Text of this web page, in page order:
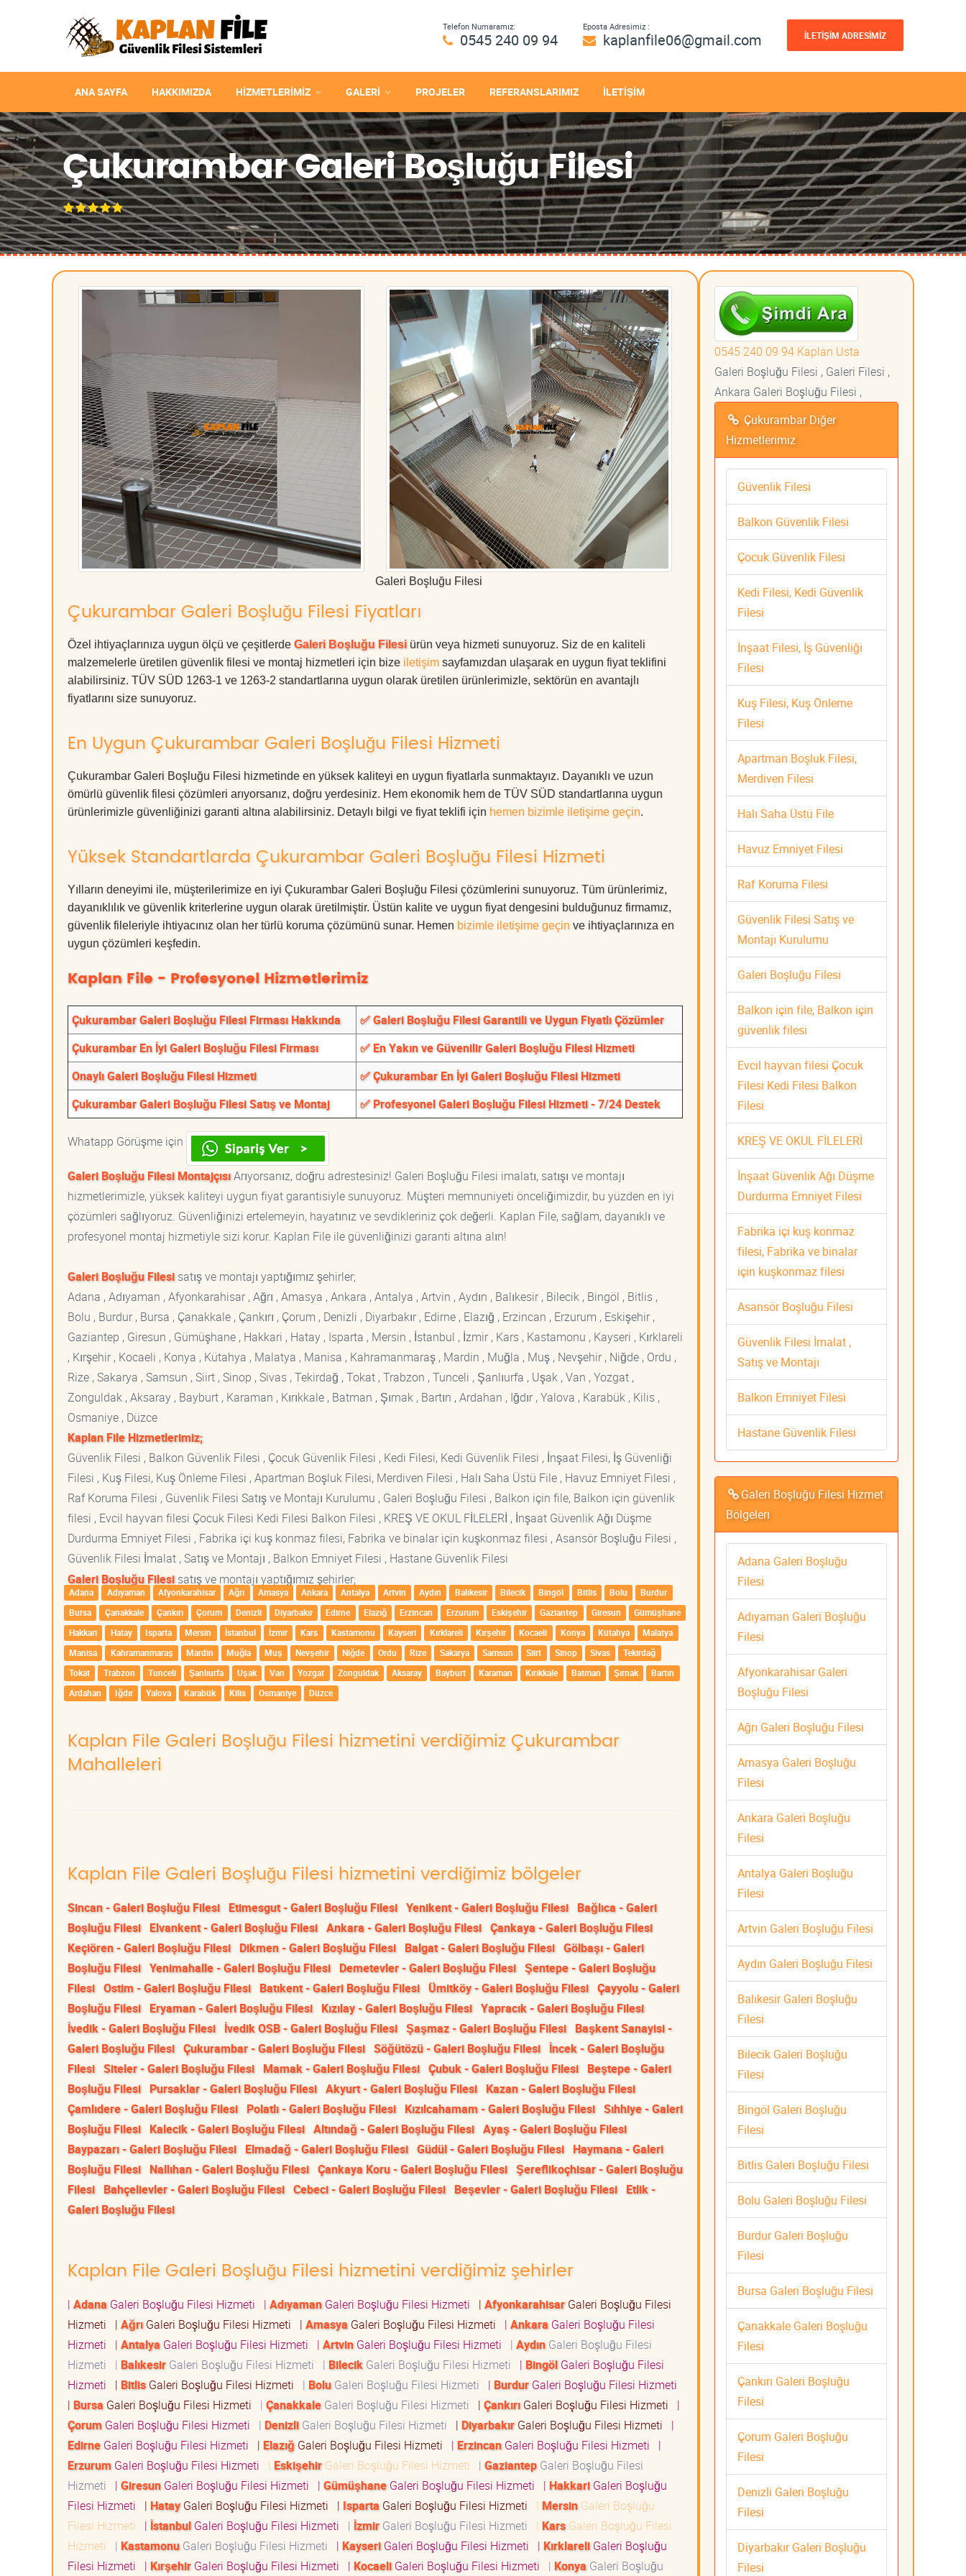
Telefon Numaramız:
0545 240 09 94
Eposta Adresimiz :
kaplanfile06@gmail.com İLETİŞİM ADRESİMİZ
ANA SAYFA HAKKIMIZDA HIZMETLERIMIZ GALERİ PROJELER REFERANSLARIMIZ İLETİŞİM
Çukurambar Galeri Boşluğu Filesi
Galeri Boşluğu Filesi
Çukurambar Galeri Boşluğu Filesi Fiyatları
Özel ihtiyaçlarınıza uygun ölçü ve çeşitlerde Galeri Boşluğu Filesi ürün veya hizmeti sunuyoruz. Siz de en kaliteli
malzemelerle üretilen güvenlik filesi ve montaj hizmetleri için bize iletişim sayfamızdan ulaşarak en uygun fiyat teklifini
alabilirsiniz. TÜV SÜD 1263-1 ve 1263-2 standartlarına uygun olarak üretilen ürünlerimizle, sektörün en avantajlı
fiyatlarını size sunuyoruz.
En Uygun Çukurambar Galeri Boşluğu Filesi Hizmeti
Çukurambar Galeri Boşluğu Filesi hizmetinde en yüksek kaliteyi en uygun fiyatlarla sunmaktayız. Dayanıklı ve uzun
ömürlü güvenlik filesi çözümleri arıyorsanız, doğru yerdesiniz. Hem ekonomik hem de TÜV SÜD standartlarına uygun
ürünlerimizle güvenliğinizi garanti altına alabilirsiniz. Detaylı bilgi ve fiyat teklifi için hemen bizimle iletişime geçin.
Yüksek Standartlarda Çukurambar Galeri Boşluğu Filesi Hizmeti
Yılların deneyimi ile, müşterilerimize en iyi Çukurambar Galeri Boşluğu Filesi çözümlerini sunuyoruz. Tüm ürünlerimiz,
dayanıklılık ve güvenlik kriterlerine uygun olarak üretilmiştir. Üstün kalite ve uygun fiyat dengesini bulduğunuz firmamız,
güvenlik fileleriyle ihtiyacınız olan her türlü koruma çözümünü sunar. Hemen bizimle iletişime geçin ve ihtiyaçlarınıza en
uygun çözümleri keşfedin.
Kaplan File - Profesyonel Hizmetlerimiz
Çukurambar Galeri Boşluğu Filesi Firması Hakkında
✅ Galeri Boşluğu Filesi Garantili ve Uygun Fiyatlı Çözümler
Çukurambar En İyi Galeri Boşluğu Filesi Firması
✅ En Yakın ve Güvenilir Galeri Boşluğu Filesi Hizmeti
Onaylı Galeri Boşluğu Filesi Hizmeti
✅ Çukurambar En İyi Galeri Boşluğu Filesi Hizmeti
Çukurambar Galeri Boşluğu Filesi Satış ve Montaj
✅ Profesyonel Galeri Boşluğu Filesi Hizmeti - 7/24 Destek
Whatapp Görüşme için
Galeri Boşluğu Filesi MontajçısıArıyorsanız, doğru adrestesiniz! Galeri Boşluğu Filesi imalatı, satışı ve montajı
hizmetlerimizle, yüksek kaliteyi uygun fiyat garantisiyle sunuyoruz. Müşteri memnuniyeti önceliğimizdir, bu yüzden en iyi
çözümleri sağlıyoruz. Güvenliğinizi ertelemeyin, hayatınız ve sevdikleriniz çok değerli. Kaplan File, sağlam, dayanıklı ve
profesyonel montaj hizmetiyle sizi korur. Kaplan File ile güvenliğinizi garanti altına alın!
Galeri Boşluğu Filesisatış ve montajı yaptığımız şehirler;
Adana , Adıyaman , Afyonkarahisar , Ağrı , Amasya , Ankara , Antalya , Artvin , Aydın , Balıkesir , Bilecik , Bingöl , Bitlis ,
Bolu , Burdur , Bursa , Çanakkale , Çankırı , Çorum , Denizli , Diyarbakır , Edirne , Elazığ , Erzincan , Erzurum , Eskişehir ,
Gaziantep , Giresun , Gümüşhane , Hakkari , Hatay , Isparta , Mersin , İstanbul , İzmir , Kars , Kastamonu , Kayseri , Kırklareli
, Kırşehir , Kocaeli , Konya , Kütahya , Malatya , Manisa , Kahramanmaraş , Mardin , Muğla , Muş , Nevşehir , Niğde , Ordu ,
Rize , Sakarya , Samsun , Siirt , Sinop , Sivas , Tekirdağ , Tokat , Trabzon , Tunceli , Şanlıurfa , Uşak , Van , Yozgat ,
Zonguldak , Aksaray , Bayburt , Karaman , Kırıkkale , Batman , Şırnak , Bartın , Ardahan , Iğdır , Yalova , Karabük , Kilis ,
Osmaniye , Düzce
Kaplan File Hizmetlerimiz;
Güvenlik Filesi , Balkon Güvenlik Filesi , Çocuk Güvenlik Filesi , Kedi Filesi, Kedi Güvenlik Filesi , İnşaat Filesi, İş Güvenliği
Filesi , Kuş Filesi, Kuş Önleme Filesi , Apartman Boşluk Filesi, Merdiven Filesi , Halı Saha Üstü File , Havuz Emniyet Filesi ,
Raf Koruma Filesi , Güvenlik Filesi Satış ve Montajı Kurulumu , Galeri Boşluğu Filesi , Balkon için file, Balkon için güvenlik
filesi , Evcil hayvan filesi Çocuk Filesi Kedi Filesi Balkon Filesi , KREŞ VE OKUL FİLELERİ , İnşaat Güvenlik Ağı Düşme
Durdurma Emniyet Filesi , Fabrika içi kuş konmaz filesi, Fabrika ve binalar için kuşkonmaz filesi , Asansör Boşluğu Filesi ,
Güvenlik Filesi İmalat , Satış ve Montajı , Balkon Emniyet Filesi , Hastane Güvenlik Filesi
Galeri Boşluğu Filesisatış ve montajı yaptığımız şehirler;
Adana Adıyaman Afyonkarahisar Ağrı Amasya Ankara Antalya Artvin Aydın Balıkesir Bilecik Bingöl Bitlis Bolu
Burdur
Bursa
Çanakkale Çankırı Çorum Denizli Diyarbakır Edirne Elazığ Erzincan Erzurum Eskişehir Gaziantep Giresun
Gümüşhane
Hakkari
Hatay Isparta Mersin İstanbul İzmir Kars Kastamonu Kayseri Kırklareli Kırşehir Kocaeli Konya Kütahya
Malatya
Manisa
Kahramanmaraş Mardin Muğla Muş Nevşehir Niğde Ordu Rize Sakarya Samsun Siirt Sinop Sivas
Tekirdağ
Tokat
Trabzon Tunceli Şanlıurfa Uşak Van Yozgat Zonguldak Aksaray Bayburt Karaman Kırıkkale Batman Şırnak
Bartın
Ardahan
Iğdır Yalova Karabük Kilis Osmaniye Düzce
Kaplan File Galeri Boşluğu Filesi hizmetini verdiğimiz Çukurambar
Mahalleleri
Kaplan File Galeri Boşluğu Filesi hizmetini verdiğimiz bölgeler
Sincan - Galeri Boşluğu Filesi Etimesgut - Galeri Boşluğu Filesi Yenikent - Galeri Boşluğu Filesi Bağlıca - Galeri
Boşluğu Filesi Elvankent - Galeri Boşluğu Filesi Ankara - Galeri Boşluğu Filesi Çankaya - Galeri Boşluğu Filesi
Keçiören - Galeri Boşluğu Filesi Dikmen - Galeri Boşluğu Filesi Balgat - Galeri Boşluğu Filesi Gölbaşı - Galeri
Boşluğu Filesi Yenimahalle - Galeri Boşluğu Filesi Demetevler - Galeri Boşluğu Filesi Şentepe - Galeri Boşluğu
Filesi Ostim - Galeri Boşluğu Filesi Batıkent - Galeri Boşluğu Filesi Ümitköy - Galeri Boşluğu Filesi Çayyolu - Galeri
Boşluğu Filesi Eryaman - Galeri Boşluğu Filesi Kızılay - Galeri Boşluğu Filesi Yapracık - Galeri Boşluğu Filesi
İvedik - Galeri Boşluğu Filesi İvedik OSB - Galeri Boşluğu Filesi Şaşmaz - Galeri Boşluğu Filesi Başkent Sanayisi -
Galeri Boşluğu Filesi Çukurambar - Galeri Boşluğu Filesi Söğütözü - Galeri Boşluğu Filesi İncek - Galeri Boşluğu
Filesi Siteler - Galeri Boşluğu Filesi Mamak - Galeri Boşluğu Filesi Çubuk - Galeri Boşluğu Filesi Beştepe - Galeri
Boşluğu Filesi Pursaklar - Galeri Boşluğu Filesi Akyurt - Galeri Boşluğu Filesi Kazan - Galeri Boşluğu Filesi
Çamlıdere - Galeri Boşluğu Filesi Polatlı - Galeri Boşluğu Filesi Kızılcahamam - Galeri Boşluğu Filesi Sıhhiye - Galeri
Boşluğu Filesi Kalecik - Galeri Boşluğu Filesi Altındağ - Galeri Boşluğu Filesi Ayaş - Galeri Boşluğu Filesi
Baypazarı - Galeri Boşluğu Filesi Elmadağ - Galeri Boşluğu Filesi Güdül - Galeri Boşluğu Filesi Haymana - Galeri
Boşluğu Filesi Nallıhan - Galeri Boşluğu Filesi Çankaya Koru - Galeri Boşluğu Filesi Şereflikoçhisar - Galeri Boşluğu
Filesi Bahçelievler - Galeri Boşluğu Filesi Cebeci - Galeri Boşluğu Filesi Beşevler - Galeri Boşluğu Filesi Etlik -
Galeri Boşluğu Filesi
Kaplan File Galeri Boşluğu Filesi hizmetini verdiğimiz şehirler
| Adana Galeri Boşluğu Filesi Hizmeti | AdıyamanGaleri Boşluğu Filesi Hizmeti | Afyonkarahisar Galeri Boşluğu Filesi
Hizmeti
| AğrıGaleri Boşluğu Filesi Hizmeti | Amasya Galeri Boşluğu Filesi Hizmeti | Ankara Galeri Boşluğu Filesi
Hizmeti
| Antalya Galeri Boşluğu Filesi Hizmeti | ArtvinGaleri Boşluğu Filesi Hizmeti | AydınGaleri Boşluğu Filesi
Hizmeti
| Balıkesir Galeri Boşluğu Filesi Hizmeti | Bilecik Galeri Boşluğu Filesi Hizmeti | BingölGaleri Boşluğu Filesi
Hizmeti
| BitlisGaleri Boşluğu Filesi Hizmeti | BoluGaleri Boşluğu Filesi Hizmeti | Burdur Galeri Boşluğu Filesi Hizmeti
| Bursa Galeri Boşluğu Filesi Hizmeti | ÇanakkaleGaleri Boşluğu Filesi Hizmeti | ÇankırıGaleri Boşluğu Filesi Hizmeti
|
ÇorumGaleri Boşluğu Filesi Hizmeti | DenizliGaleri Boşluğu Filesi Hizmeti | Diyarbakır Galeri Boşluğu Filesi Hizmeti
|
EdirneGaleri Boşluğu Filesi Hizmeti | Elazığ Galeri Boşluğu Filesi Hizmeti | ErzincanGaleri Boşluğu Filesi Hizmeti
|
ErzurumGaleri Boşluğu Filesi Hizmeti | Eskişehir Galeri Boşluğu Filesi Hizmeti | GaziantepGaleri Boşluğu Filesi
Hizmeti
| GiresunGaleri Boşluğu Filesi Hizmeti | GümüşhaneGaleri Boşluğu Filesi Hizmeti | HakkariGaleri Boşluğu
Filesi Hizmeti
| HatayGaleri Boşluğu Filesi Hizmeti | Isparta Galeri Boşluğu Filesi Hizmeti | MersinGaleri Boşluğu
Filesi Hizmeti
| İstanbulGaleri Boşluğu Filesi Hizmeti | İzmir Galeri Boşluğu Filesi Hizmeti | KarsGaleri Boşluğu Filesi
Hizmeti
| KastamonuGaleri Boşluğu Filesi Hizmeti | KayseriGaleri Boşluğu Filesi Hizmeti | KırklareliGaleri Boşluğu
Filesi Hizmeti
| Kırşehir Galeri Boşluğu Filesi Hizmeti | KocaeliGaleri Boşluğu Filesi Hizmeti | Konya Galeri Boşluğu
0545 240 09 94 Kaplan Usta
Galeri Boşluğu Filesi , Galeri Filesi ,
Ankara Galeri Boşluğu Filesi ,
Çukurambar Diğer
Hizmetlerimiz
Güvenlik Filesi
Balkon Güvenlik Filesi
Çocuk Güvenlik Filesi
Kedi Filesi, Kedi Güvenlik
Filesi
İnşaat Filesi, İş Güvenliği
Filesi
Kuş Filesi, Kuş Önleme
Filesi
Apartman Boşluk Filesi,
Merdiven Filesi
Halı Saha Üstü File
Havuz Emniyet Filesi
Raf Koruma Filesi
Güvenlik Filesi Satış ve
Montajı Kurulumu
Galeri Boşluğu Filesi
Balkon için file, Balkon için
güvenlik filesi
Evcil hayvan filesi Çocuk
Filesi Kedi Filesi Balkon
Filesi
KREŞ VE OKUL FİLELERİ
İnşaat Güvenlik Ağı Düşme
Durdurma Emniyet Filesi
Fabrika içi kuş konmaz
filesi, Fabrika ve binalar
için kuşkonmaz filesi
Asansör Boşluğu Filesi
Güvenlik Filesi İmalat ,
Satış ve Montajı
Balkon Emniyet Filesi
Hastane Güvenlik Filesi
Galeri Boşluğu Filesi Hizmet
Bölgeleri
Adana Galeri Boşluğu
Filesi
Adıyaman Galeri Boşluğu
Filesi
Afyonkarahisar Galeri
Boşluğu Filesi
Ağrı Galeri Boşluğu Filesi
Amasya Galeri Boşluğu
Filesi
Ankara Galeri Boşluğu
Filesi
Antalya Galeri Boşluğu
Filesi
Artvin Galeri Boşluğu Filesi
Aydın Galeri Boşluğu Filesi
Balıkesir Galeri Boşluğu
Filesi
Bilecik Galeri Boşluğu
Filesi
Bingöl Galeri Boşluğu
Filesi
Bitlis Galeri Boşluğu Filesi
Bolu Galeri Boşluğu Filesi
Burdur Galeri Boşluğu
Filesi
Bursa Galeri Boşluğu Filesi
Çanakkale Galeri Boşluğu
Filesi
Çankırı Galeri Boşluğu
Filesi
Çorum Galeri Boşluğu
Filesi
Denizli Galeri Boşluğu
Filesi
Diyarbakır Galeri Boşluğu
Filesi